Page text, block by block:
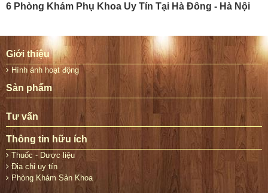
6 Phòng Khám Phụ Khoa Uy Tín Tại Hà Đông - Hà Nội
Giới thiệu
Hình ảnh hoạt động
Sản phẩm
Tư vấn
Thông tin hữu ích
Thuốc - Dược liệu
Địa chỉ uy tín
Phòng Khám Sản Khoa